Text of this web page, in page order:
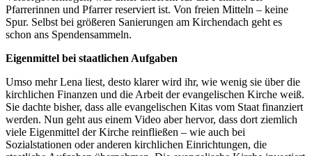
Pfarrerinnen und Pfarrer reserviert ist. Von freien Mitteln – keine
Spur. Selbst bei größeren Sanierungen am Kirchendach geht es
schon ans Spendensammeln.
Eigenmittel bei staatlichen Aufgaben
Umso mehr Lena liest, desto klarer wird ihr, wie wenig sie über die
kirchlichen Finanzen und die Arbeit der evangelischen Kirche weiß.
Sie dachte bisher, dass alle evangelischen Kitas vom Staat finanziert
werden. Nun geht aus einem Video aber hervor, dass dort ziemlich
viele Eigenmittel der Kirche reinfließen – wie auch bei
Sozialstationen oder anderen kirchlichen Einrichtungen, die